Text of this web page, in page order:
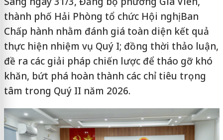
thành phố Hải Phòng tổ chức Hội nghị Ban
Chấp hành nhằm đánh giá toàn diện kết quả
thực hiện nhiệm vụ Quý I; đồng thời thảo luận,
đề ra các giải pháp chiến lược để tháo gỡ khó
khăn, bứt phá hoàn thành các chỉ tiêu trọng
tâm trong Quý II năm 2026.